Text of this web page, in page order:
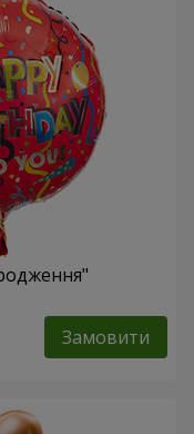
Замовити